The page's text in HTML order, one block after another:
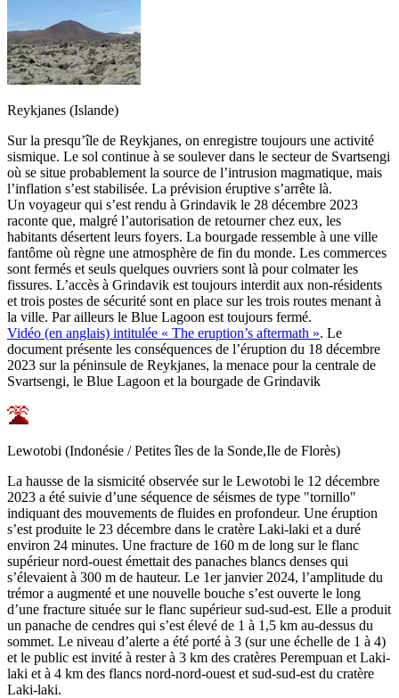
Reykjanes (Islande)
Sur la presqu’île de Reykjanes, on enregistre toujours une activité
sismique. Le sol continue à se soulever dans le secteur de Svartsengi
où se situe probablement la source de l’intrusion magmatique, mais
l’inflation s’est stabilisée. La prévision éruptive s’arrête là.
Un voyageur qui s’est rendu à Grindavik le 28 décembre 2023
raconte que, malgré l’autorisation de retourner chez eux, les
habitants désertent leurs foyers. La bourgade ressemble à une ville
fantôme où règne une atmosphère de fin du monde. Les commerces
sont fermés et seuls quelques ouvriers sont là pour colmater les
fissures. L’accès à Grindavik est toujours interdit aux non-résidents
et trois postes de sécurité sont en place sur les trois routes menant à
la ville. Par ailleurs le Blue Lagoon est toujours fermé.
Vidéo (en anglais) intitulée « The eruption’s aftermath ». Le
document présente les conséquences de l’éruption du 18 décembre
2023 sur la péninsule de Reykjanes, la menace pour la centrale de
Svartsengi, le Blue Lagoon et la bourgade de Grindavik
Lewotobi (Indonésie / Petites îles de la Sonde,Ile de Florès)
La hausse de la sismicité observée sur le Lewotobi le 12 décembre
2023 a été suivie d’une séquence de séismes de type "tornillo"
indiquant des mouvements de fluides en profondeur. Une éruption
s’est produite le 23 décembre dans le cratère Laki-laki et a duré
environ 24 minutes. Une fracture de 160 m de long sur le flanc
supérieur nord-ouest émettait des panaches blancs denses qui
s’élevaient à 300 m de hauteur. Le 1er janvier 2024, l’amplitude du
trémor a augmenté et une nouvelle bouche s’est ouverte le long
d’une fracture située sur le flanc supérieur sud-sud-est. Elle a produit
un panache de cendres qui s’est élevé de 1 à 1,5 km au-dessus du
sommet. Le niveau d’alerte a été porté à 3 (sur une échelle de 1 à 4)
et le public est invité à rester à 3 km des cratères Perempuan et Laki-
laki et à 4 km des flancs nord-nord-ouest et sud-sud-est du cratère
Laki-laki.